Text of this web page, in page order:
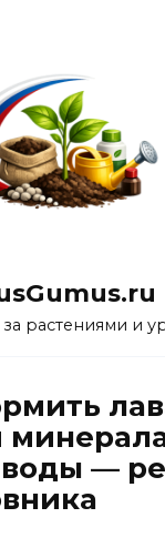
растениями и
воды —